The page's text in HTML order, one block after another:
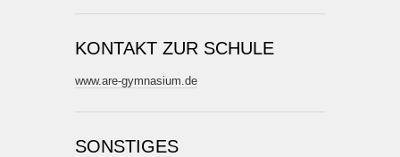
KONTAKT ZUR SCHULE
www.are-gymnasium.de
SONSTIGES